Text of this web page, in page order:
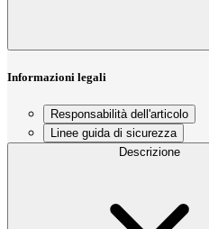
Informazioni legali
Responsabilità dell'articolo
Linee guida di sicurezza
Descrizione